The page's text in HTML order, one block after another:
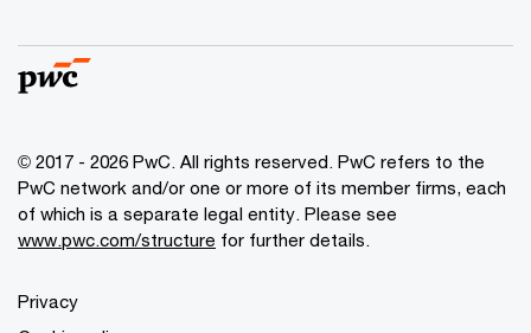
© 2017 - 2026 PwC. All rights reserved. PwC refers to the
PwC network and/or one or more of its member firms, each
of which is a separate legal entity. Please see
www.pwc.com/structure for further details.
Privacy